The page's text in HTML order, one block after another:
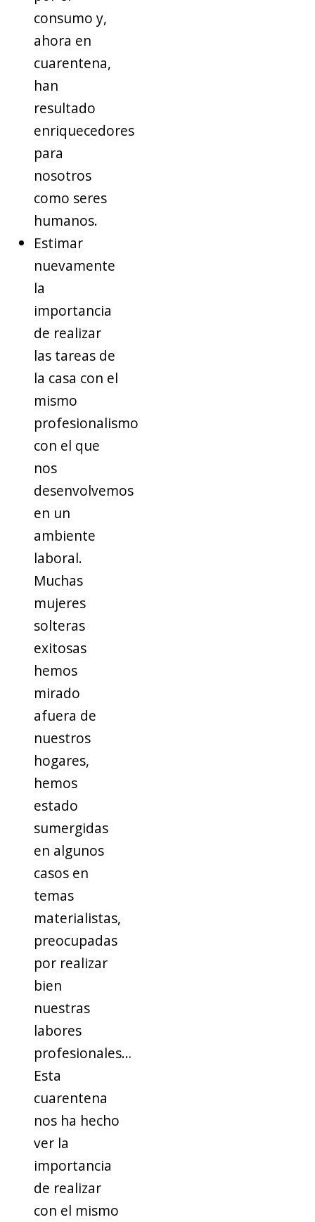
consumo y,
ahora en
cuarentena,
han
resultado
enriquecedores
para
nosotros
como seres
humanos.
Estimar
nuevamente
la
importancia
de realizar
las tareas de
la casa con el
mismo
profesionalismo
con el que
nos
desenvolvemos
en un
ambiente
laboral.
Muchas
mujeres
solteras
exitosas
hemos
mirado
afuera de
nuestros
hogares,
hemos
estado
sumergidas
en algunos
casos en
temas
materialistas,
preocupadas
por realizar
bien
nuestras
labores
profesionales…
Esta
cuarentena
nos ha hecho
ver la
importancia
de realizar
con el mismo